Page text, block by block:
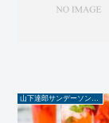
山下達郎サンデーソングブック